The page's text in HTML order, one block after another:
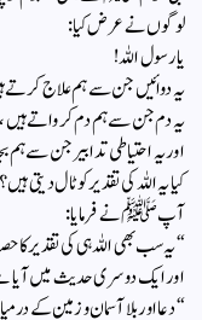
لوگوں نے عرض کیا:
یا رسول اللہ!
یہ دوائیں جن سے ہم علاج کرتے
یہ دم جن سے ہم دم کرواتے ہیں،
اور یہ احتیاطی تدابیر جن سے
کیا یہ اللہ کی تقدیر کو ٹال دیتی ہیں؟
آپ ﷺ نے فرمایا:
“یہ سب بھی اللہ ہی کی تقدیر کا
اور ایک دوسری حدیث میں آیا
“دعا اور بلا آسمان و زمین کے